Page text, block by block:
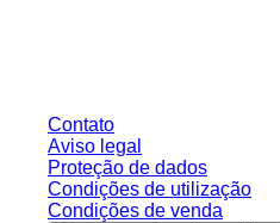
Contato
Aviso legal
Proteção de dados
Condições de utilização
Condições de venda